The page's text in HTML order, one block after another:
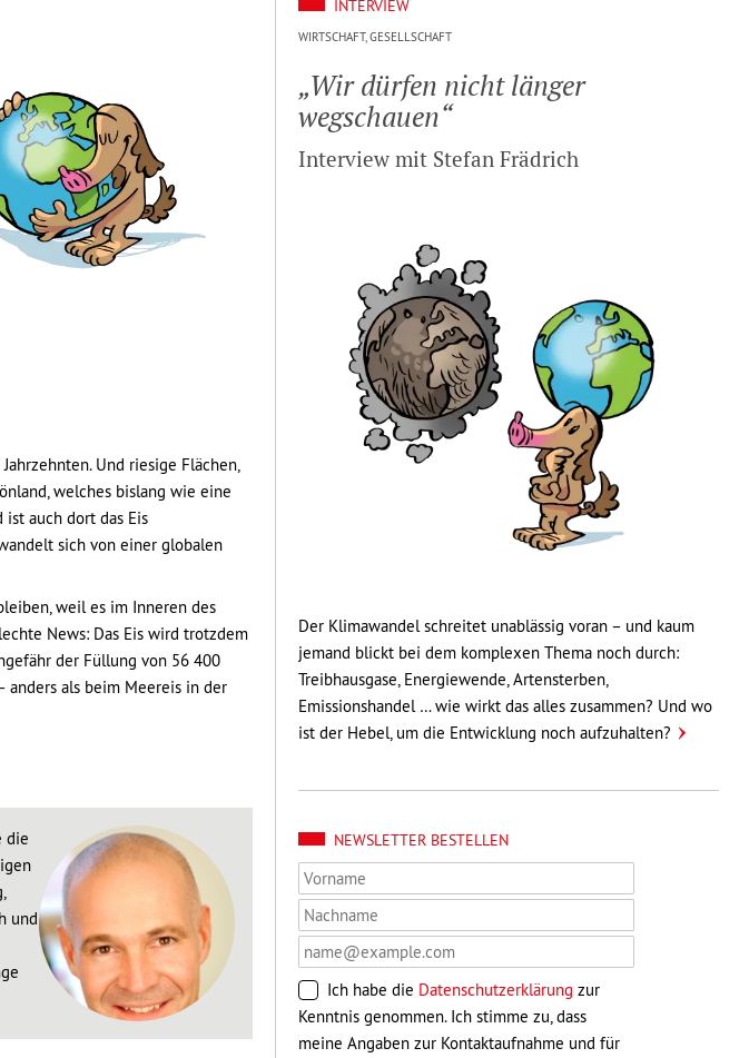
Und riesige Flächen,
welches bislang wie eine
auch dort das Eis
sich von einer globalen
weil es im Inneren des
News: Das Eis wird trotzdem
der Füllung von 56 400
anders als beim Meereis in der
die
und
INTERVIEW
„Wir dürfen nicht länger
wegschauen“
Interview mit Stefan Frädrich
WIRTSCHAFT, GESELLSCHAFT
Der Klimawandel schreitet unablässig voran – und kaum
jemand blickt bei dem komplexen Thema noch durch:
Treibhausgase, Energiewende, Artensterben,
Emissionshandel … wie wirkt das alles zusammen? Und wo
ist der Hebel, um die Entwicklung noch aufzuhalten?
NEWSLETTER BESTELLEN
Ich habe die Datenschutzerklärung zur
Kenntnis genommen. Ich stimme zu, dass
meine Angaben zur Kontaktaufnahme und für